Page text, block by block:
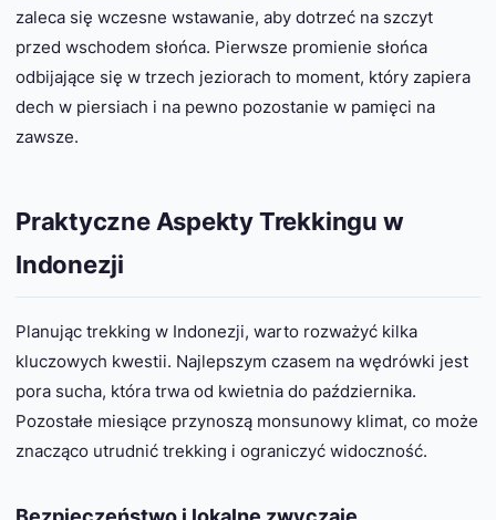
zaleca się wczesne wstawanie, aby dotrzeć na szczyt
przed wschodem słońca. Pierwsze promienie słońca
odbijające się w trzech jeziorach to moment, który zapiera
dech w piersiach i na pewno pozostanie w pamięci na
zawsze.
Praktyczne Aspekty Trekkingu w
Indonezji
Planując trekking w Indonezji, warto rozważyć kilka
kluczowych kwestii. Najlepszym czasem na wędrówki jest
pora sucha, która trwa od kwietnia do października.
Pozostałe miesiące przynoszą monsunowy klimat, co może
znacząco utrudnić trekking i ograniczyć widoczność.